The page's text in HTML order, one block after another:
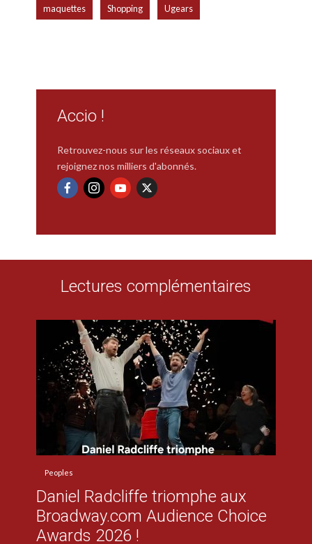
maquettes Shopping Ugears
Accio !
Retrouvez-nous sur les réseaux sociaux et
rejoignez nos milliers d'abonnés.
Lectures complémentaires
Peoples
Daniel Radcliffe triomphe aux
Broadway.com Audience Choice
Awards 2026 !